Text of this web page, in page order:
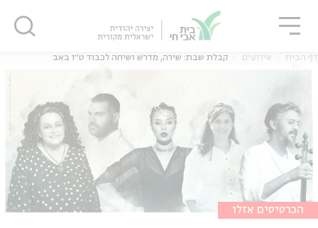
דף הבית אירועים קבלת שבת: שירה, מדרש ושיחה לכבוד ט״ו באב
הכרטיסים אזלו
סגור